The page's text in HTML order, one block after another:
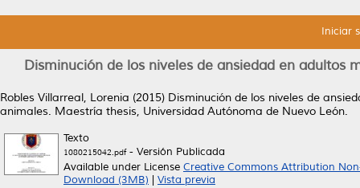
Iniciar
Disminución de los niveles de ansiedad en adultos
Robles Villarreal, Lorenia (2015) Disminución de los niveles de
animales. Maestría thesis, Universidad Autónoma de Nuevo León.
Texto
1080215042.pdf- Versión Publicada
Available under License Creative Commons Attribution
Download (3MB)
Vista previa